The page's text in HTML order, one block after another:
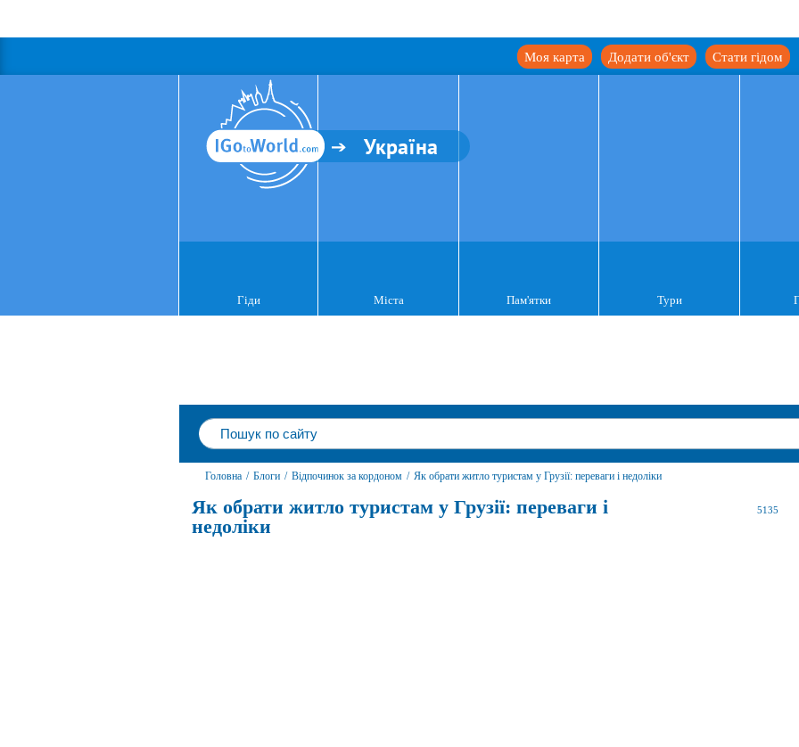
Стати гідом
Додати об'єкт
Моя карта
Україна
Гіди Міста Пам'ятки Тури
Головна / Блоги / Відпочинок за кордоном / Як обрати житло туристам у Грузії: переваги і недоліки
Як обрати житло туристам у Грузії: переваги і
недоліки
5135